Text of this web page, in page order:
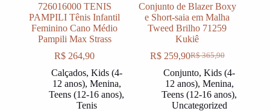
726016000 TENIS
PAMPILI Tênis Infantil
Feminino Cano Médio
Pampili Max Strass
R$ 264,90
Calçados, Kids (4-
12 anos), Menina,
Teens (12-16 anos),
Tenis
Conjunto de Blazer Boxy
e Short-saia em Malha
Tweed Brilho 71259
Kukiê
R$365,90
O
preço
original
era:
R$ 365,90.
R$259,90O
preço
atual
é:
R$ 259,90.
Conjunto,Kids (4-
12 anos), Menina,
Teens (12-16 anos),
Uncategorized